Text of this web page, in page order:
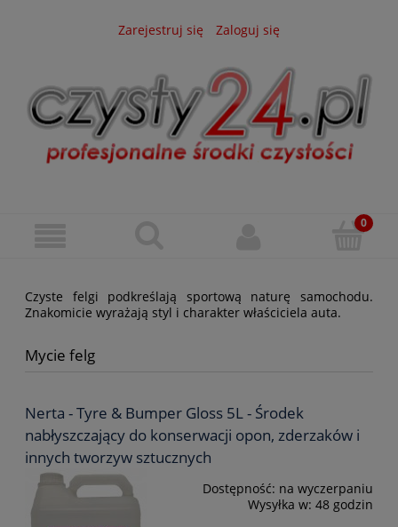
Zarejestruj się Zaloguj się
Czyste felgi podkreślają sportową naturę samochodu.
Znakomicie wyrażają styl i charakter właściciela auta.
Mycie felg
Nerta - Tyre & Bumper Gloss 5L - Środek
nabłyszczający do konserwacji opon, zderzaków i
innych tworzyw sztucznych
Dostępność: na wyczerpaniu
Wysyłka w: 48 godzin